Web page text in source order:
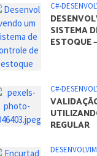
C#•
SISTEMA
ESTOQUE
C#•
REGULAR